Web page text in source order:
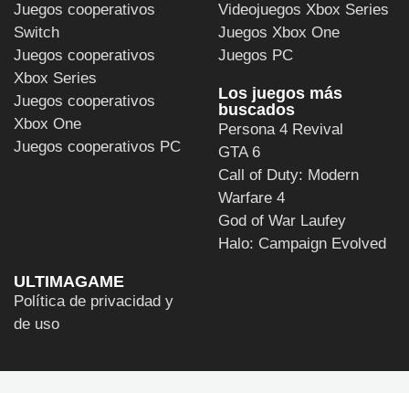
Juegos cooperativos
Switch
Juegos cooperativos
Xbox Series
Juegos cooperativos
Xbox One
Juegos cooperativos PC
Videojuegos Xbox Series
Juegos Xbox One
Juegos PC
Los juegos más
buscados
Persona 4 Revival
GTA 6
Call of Duty: Modern
Warfare 4
God of War Laufey
Halo: Campaign Evolved
ULTIMAGAME
Política de privacidad y
de uso